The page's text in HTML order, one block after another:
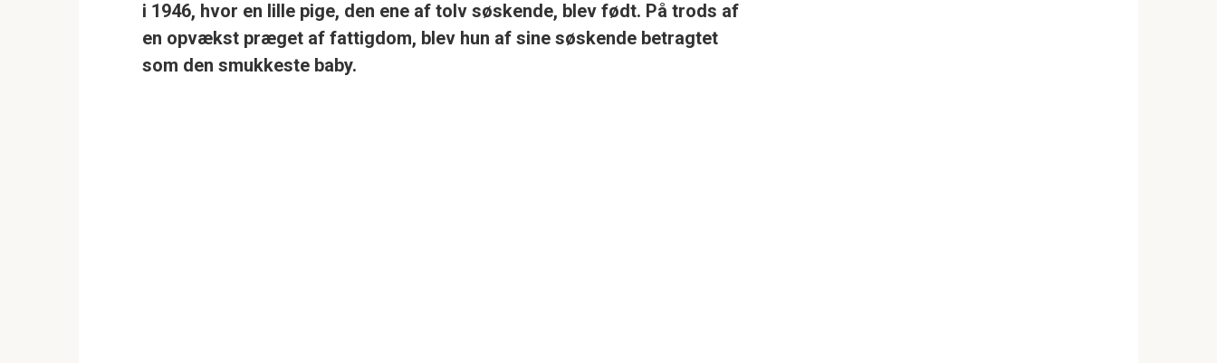
i 1946, hvor en lille pige, den ene af tolv søskende, blev født. På trods af
en opvækst præget af fattigdom, blev hun af sine søskende betragtet
som den smukkeste baby.